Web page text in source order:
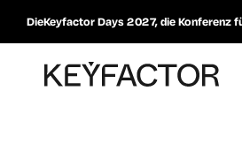
DieKeyfactor Days 2027, die Konferenz